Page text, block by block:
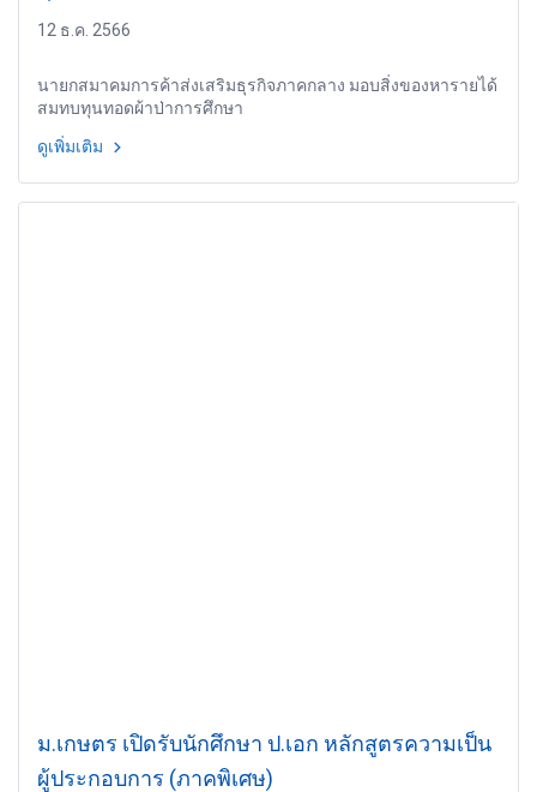
12 ธ.ค. 2566
นายกสมาคมการค้าส่งเสริมธุรกิจภาคกลาง มอบสิ่งของหารายได้
สมทบทุนทอดผ้าป่าการศึกษา
ดูเพิ่มเติม
ม.เกษตร เปิดรับนักศึกษา ป.เอก หลักสูตรความเป็น
ผู้ประกอบการ (ภาคพิเศษ)